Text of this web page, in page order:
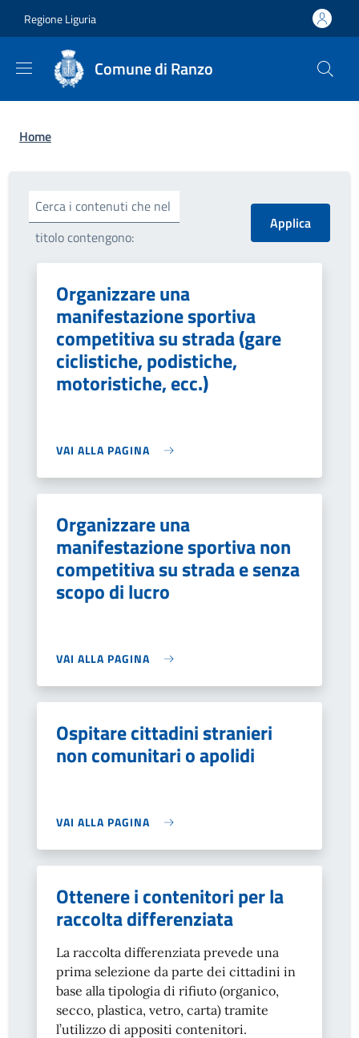
Regione Liguria
Comune di Ranzo
Briciole di pane
Home
Cerca i contenuti che nel
titolo contengono:
Organizzare una
manifestazione sportiva
competitiva su strada (gare
ciclistiche, podistiche,
motoristiche, ecc.)
VAI ALLA PAGINA
Organizzare una
manifestazione sportiva non
competitiva su strada e senza
scopo di lucro
VAI ALLA PAGINA
Ospitare cittadini stranieri
non comunitari o apolidi
VAI ALLA PAGINA
Ottenere i contenitori per la
raccolta differenziata
La raccolta differenziata prevede una
prima selezione da parte dei cittadini in
base alla tipologia di rifiuto (organico,
secco, plastica, vetro, carta) tramite
l’utilizzo di appositi contenitori.